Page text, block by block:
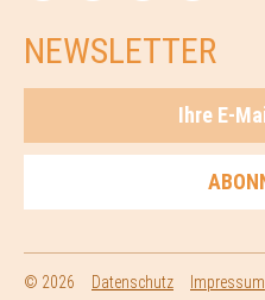
NEWSLETTER
© 2026 Datenschutz Impressum